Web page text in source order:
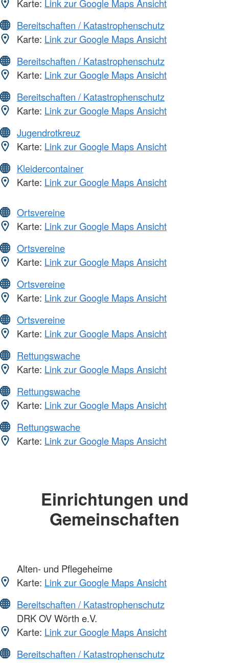
Karte: Link zur Google Maps Ansicht
Bereitschaften / Katastrophenschutz
Karte: Link zur Google Maps Ansicht
Bereitschaften / Katastrophenschutz
Karte: Link zur Google Maps Ansicht
Bereitschaften / Katastrophenschutz
Karte: Link zur Google Maps Ansicht
Jugendrotkreuz
Karte: Link zur Google Maps Ansicht
Kleidercontainer
Karte: Link zur Google Maps Ansicht
Ortsvereine
Karte: Link zur Google Maps Ansicht
Ortsvereine
Karte: Link zur Google Maps Ansicht
Ortsvereine
Karte: Link zur Google Maps Ansicht
Ortsvereine
Karte: Link zur Google Maps Ansicht
Rettungswache
Karte: Link zur Google Maps Ansicht
Rettungswache
Karte: Link zur Google Maps Ansicht
Rettungswache
Karte: Link zur Google Maps Ansicht
Einrichtungen und
Gemeinschaften
Alten- und Pflegeheime
Karte: Link zur Google Maps Ansicht
Bereitschaften / Katastrophenschutz
DRK OV Wörth e.V.
Karte: Link zur Google Maps Ansicht
Bereitschaften / Katastrophenschutz